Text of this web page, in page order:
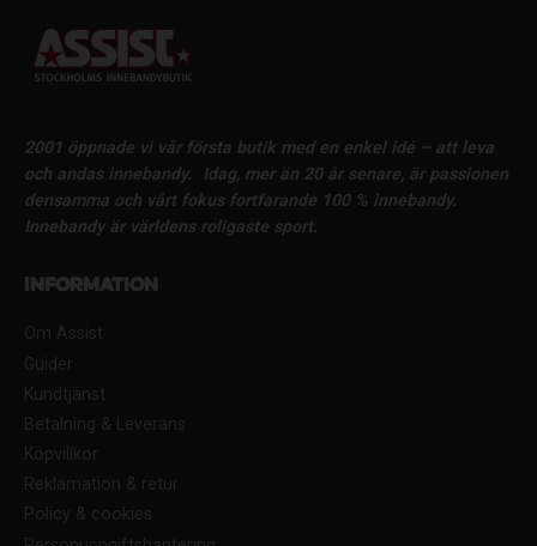
2001 öppnade vi vår första butik med en enkel idé – att leva
och andas innebandy.
Idag, mer än 20 år senare, är passionen
densamma och vårt fokus fortfarande 100 % innebandy.
Innebandy är världens roligaste sport.
Information
Om Assist
Guider
Kundtjänst
Betalning & Leverans
Köpvillkor
Reklamation & retur
Policy & cookies